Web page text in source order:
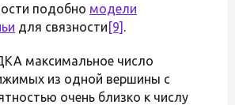
подобно модели
для связности [9] .
максимальное число
из одной вершины с
очень близко к числу